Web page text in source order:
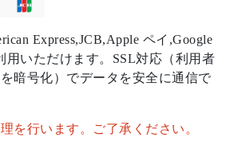
Express,JCB,Apple ペイ,Google
用いただけます。SSL対応（利用者
暗号化）でデータを安全に通信で
を行います。ご了承ください。